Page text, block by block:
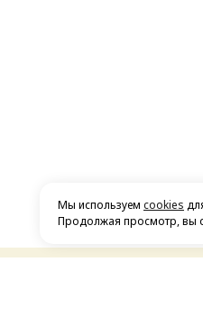
Мы используем cookies
Продолжая просмотр, вы